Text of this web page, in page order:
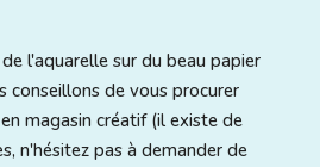
l'aquarelle sur du beau papier
conseillons de vous procurer
magasin créatif (il existe de
n'hésitez pas à demander de